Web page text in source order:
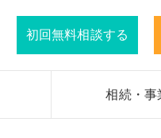
初回無料相談する
相続・事